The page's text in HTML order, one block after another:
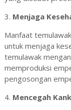
3. Menjaga
Manfaat
untuk menjaga
temulawak
memproduksi
pengosongan
4. Mencegah